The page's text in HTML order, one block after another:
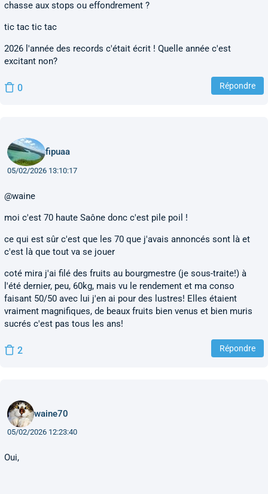
chasse aux stops ou effondrement ?
tic tac tic tac
2026 l'année des records c'était écrit ! Quelle année c'est
excitant non?
0 Répondre
fipuaa
05/02/2026 13:10:17
@waine
moi c'est 70 haute Saône donc c'est pile poil !
ce qui est sûr c'est que les 70 que j'avais annoncés sont là et
c'est là que tout va se jouer
coté mira j'ai filé des fruits au bourgmestre (je sous-traite!) à
l'été dernier, peu, 60kg, mais vu le rendement et ma conso
faisant 50/50 avec lui j'en ai pour des lustres! Elles étaient
vraiment magnifiques, de beaux fruits bien venus et bien muris
sucrés c'est pas tous les ans!
2 Répondre
waine70
05/02/2026 12:23:40
Oui,